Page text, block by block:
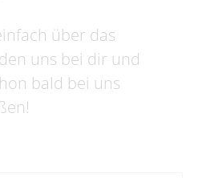
über das
uns bei dir und
bald bei uns